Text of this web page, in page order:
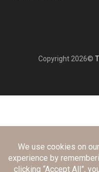
Copyright 2026©